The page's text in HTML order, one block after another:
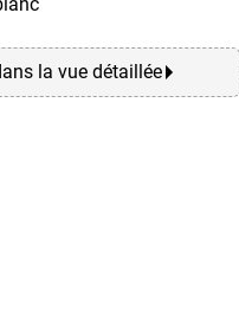
la vue détaillée